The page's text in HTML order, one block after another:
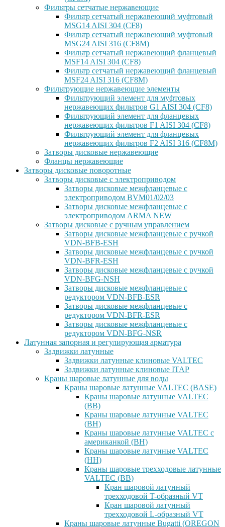
Фильтры сетчатые нержавеющие
Фильтр сетчатый нержавеющий муфтовый
MSG14 AISI 304 (CF8)
Фильтр сетчатый нержавеющий муфтовый
MSG24 AISI 316 (CF8M)
Фильтр сетчатый нержавеющий фланцевый
MSF14 AISI 304 (CF8)
Фильтр сетчатый нержавеющий фланцевый
MSF24 AISI 316 (CF8M)
Фильтрующие нержавеющие элементы
Фильтрующий элемент для муфтовых
нержавеющих фильтров G1 AISI 304 (CF8)
Фильтрующий элемент для фланцевых
нержавеющих фильтров F1 AISI 304 (CF8)
Фильтрующий элемент для фланцевых
нержавеющих фильтров F2 AISI 316 (CF8M)
Затворы дисковые нержавеющие
Фланцы нержавеющие
Затворы дисковые поворотные
Затворы дисковые с электроприводом
Затворы дисковые межфланцевые с
электроприводом BVM01/02/03
Затворы дисковые межфланцевые с
электроприводом ARMA NEW
Затворы дисковые с ручным управлением
Затворы дисковые межфланцевые с ручкой
VDN-BFB-ESH
Затворы дисковые межфланцевые с ручкой
VDN-BFR-ESH
Затворы дисковые межфланцевые с ручкой
VDN-BFG-NSH
Затворы дисковые межфланцевые с
редуктором VDN-BFB-ESR
Затворы дисковые межфланцевые с
редуктором VDN-BFR-ESR
Затворы дисковые межфланцевые с
редуктором VDN-BFG-NSR
Латунная запорная и регулирующая арматура
Задвижки латунные
Задвижки латунные клиновые VALTEC
Задвижки латунные клиновые ITAP
Краны шаровые латунные для воды
Краны шаровые латунные VALTEC (BASE)
Краны шаровые латунные VALTEC
(ВВ)
Краны шаровые латунные VALTEC
(ВН)
Краны шаровые латунные VALTEC с
американкой (ВН)
Краны шаровые латунные VALTEC
(НН)
Краны шаровые трехходовые латунные
VALTEC (ВВ)
Кран шаровой латунный
трехходовой T-образный VT
Кран шаровой латунный
трехходовой L-образный VT
Краны шаровые латунные Bugatti (OREGON